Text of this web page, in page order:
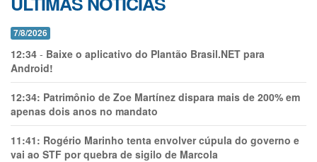
7/8/2026
12:34 - Baixe o aplicativo do Plantão Brasil.NET para
Android!
12:34: Patrimônio de Zoe Martínez dispara mais de 200% em
apenas dois anos no mandato
11:41: Rogério Marinho tenta envolver cúpula do governo e
vai ao STF por quebra de sigilo de Marcola